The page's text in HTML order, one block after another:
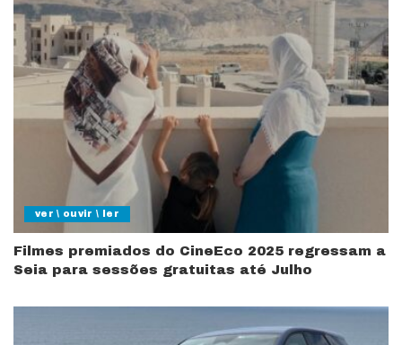
ver \ ouvir \ ler
Filmes premiados do CineEco 2025 regressam a
Seia para sessões gratuitas até Julho